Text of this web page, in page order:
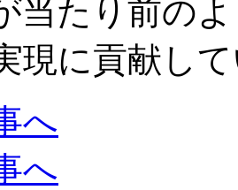
当たり前の
現に貢献し
へ
へ